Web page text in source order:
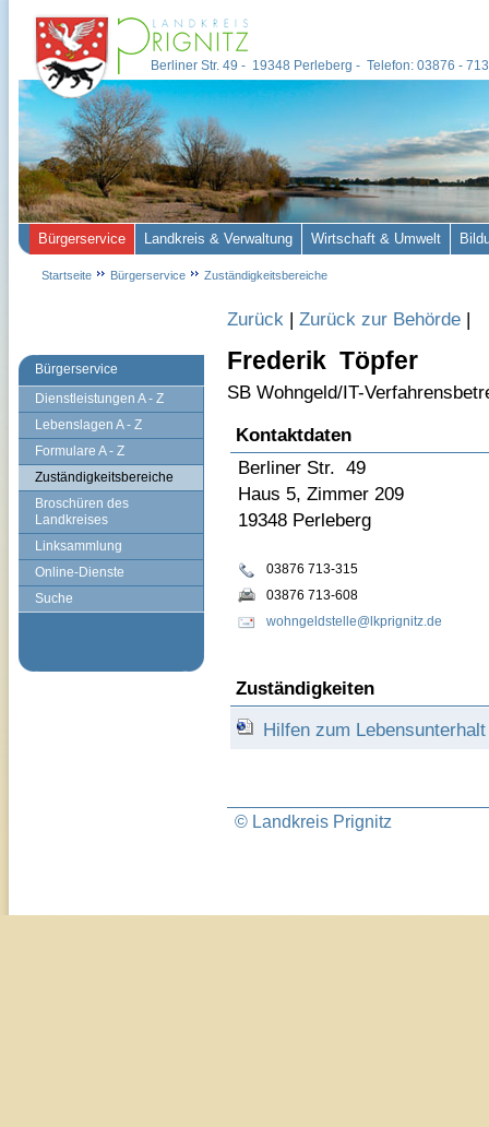
Bürgerservice
Dienstleistungen A - Z
Lebenslagen A - Z
Formulare A - Z
Zuständigkeitsbereiche
Broschüren des
Landkreises
Linksammlung
Online-Dienste
Suche
Zurück | Zurück zur Behörde |
Frederik Töpfer
SB Wohngeld/IT-
Kontaktdaten
Berliner Str. 49
Haus 5, Zimmer 209
19348 Perleberg
03876 713-315
03876 713-608
wohngeldstelle@lkprignitz.de
Zuständigkeiten
Hilfen zum Lebensunterhalt
© Landkreis Prignitz
Berliner Str. 49 - 19348 Perleberg - Telefon: 03876 -
Bürgerservice Landkreis & Verwaltung Wirtschaft & Umwelt
Startseite Bürgerservice Zuständigkeitsbereiche